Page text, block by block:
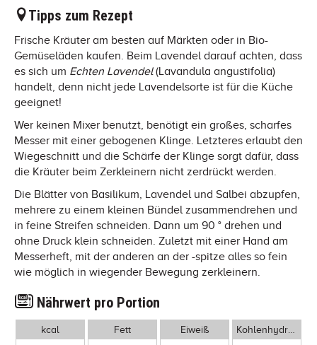
Tipps zum Rezept
Frische Kräuter am besten auf Märkten oder in Bio-
Gemüseläden kaufen. Beim Lavendel darauf achten, dass
es sich um Echten Lavendel(Lavandula angustifolia)
handelt, denn nicht jede Lavendelsorte ist für die Küche
geeignet!
Wer keinen Mixer benutzt, benötigt ein großes, scharfes
Messer mit einer gebogenen Klinge. Letzteres erlaubt den
Wiegeschnitt und die Schärfe der Klinge sorgt dafür, dass
die Kräuter beim Zerkleinern nicht zerdrückt werden.
Die Blätter von Basilikum, Lavendel und Salbei abzupfen,
mehrere zu einem kleinen Bündel zusammendrehen und
in feine Streifen schneiden. Dann um 90 ° drehen und
ohne Druck klein schneiden. Zuletzt mit einer Hand am
Messerheft, mit der anderen an der -spitze alles so fein
wie möglich in wiegender Bewegung zerkleinern.
Nährwert pro Portion
kcal
Fett
Eiweiß